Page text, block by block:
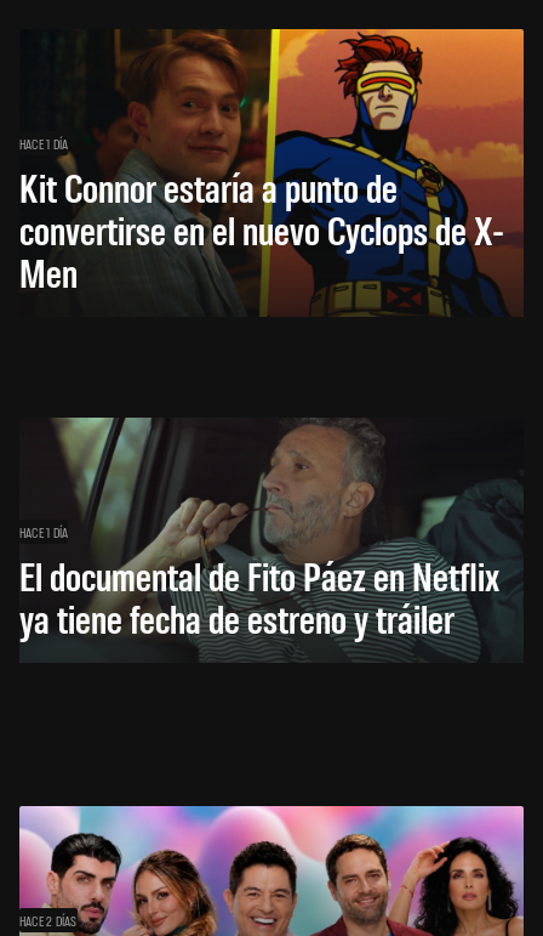
HACE 1 DÍA
Kit Connor estaría a punto de
convertirse en el nuevo Cyclops de X-
Men
HACE 1 DÍA
El documental de Fito Páez en Netflix
ya tiene fecha de estreno y tráiler
HACE 2 DÍAS